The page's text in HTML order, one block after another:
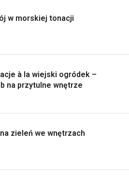
w morskiej tonacji
à la wiejski ogródek –
na przytulne wnętrze
zieleń we wnętrzach